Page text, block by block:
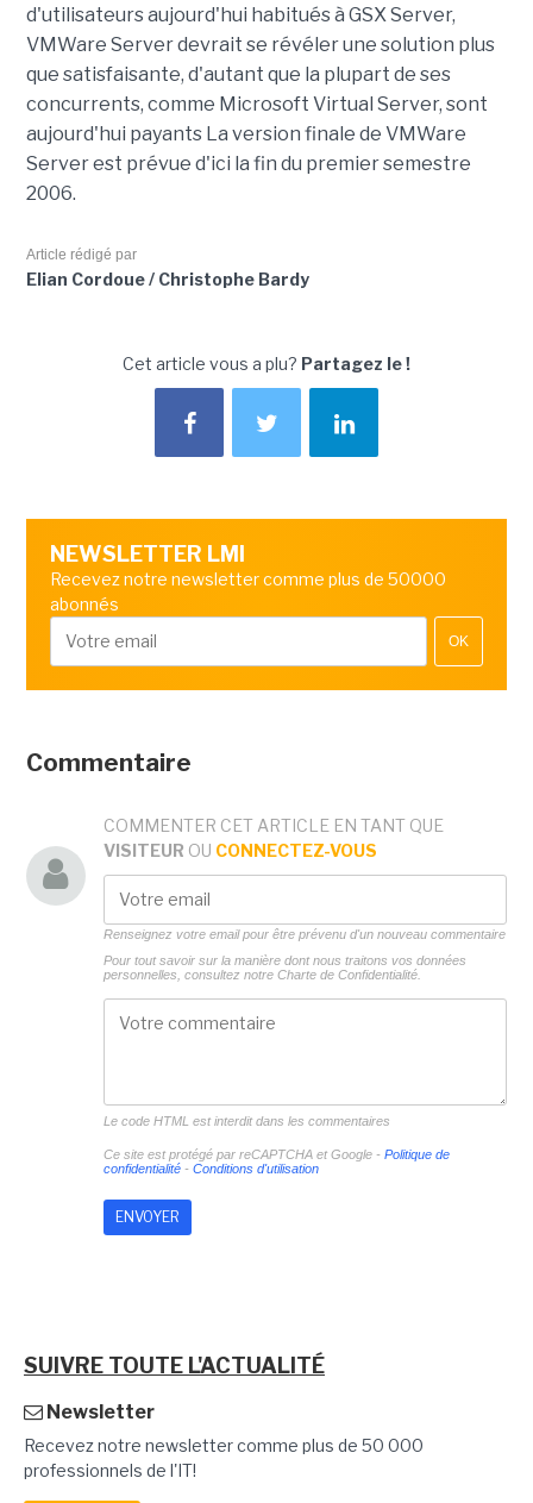
d'utilisateurs aujourd'hui habitués à GSX Server,
VMWare Server devrait se révéler une solution plus
que satisfaisante, d'autant que la plupart de ses
concurrents, comme Microsoft Virtual Server, sont
aujourd'hui payants La version finale de VMWare
Server est prévue d'ici la fin du premier semestre
2006.
Article rédigé par
Elian Cordoue / Christophe Bardy
Cet article vous a plu? Partagez le !
NEWSLETTER LMI
Recevez notre newsletter comme plus de 50000
abonnés
OK
Commentaire
COMMENTER CET ARTICLE EN TANT QUE
VISITEUR OU CONNECTEZ-VOUS
Renseignez votre email pour être prévenu d'un nouveau commentaire
Pour tout savoir sur la manière dont nous traitons vos données
personnelles, consultez notre Charte de Confidentialité.
Le code HTML est interdit dans les commentaires
Ce site est protégé par reCAPTCHA et Google - Politique de
confidentialité- Conditions d'utilisation
SUIVRE TOUTE L'ACTUALITÉ
Newsletter
Recevez notre newsletter comme plus de 50 000
professionnels de l'IT!